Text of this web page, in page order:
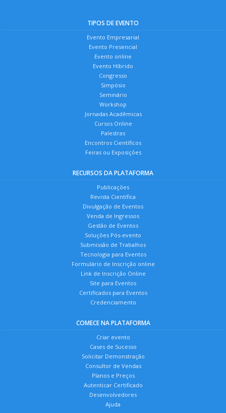
TIPOS DE EVENTO
Evento Empresarial
Evento Presencial
Evento online
Evento Híbrido
Congresso
Simpósio
Seminário
Workshop
Jornadas Acadêmicas
Cursos Online
Palestras
Encontros Científicos
Feiras ou Exposições
RECURSOS DA PLATAFORMA
Publicações
Revista Científica
Divulgação de Eventos
Venda de Ingressos
Gestão de Eventos
Soluções Pós-evento
Submissão de Trabalhos
Tecnologia para Eventos
Formulário de Inscrição online
Link de Inscrição Online
Site para Eventos
Certificados para Eventos
Credenciamento
COMECE NA PLATAFORMA
Criar evento
Cases de Sucesso
Solicitar Demonstração
Consultor de Vendas
Planos e Preços
Autenticar Certificado
Desenvolvedores
Ajuda